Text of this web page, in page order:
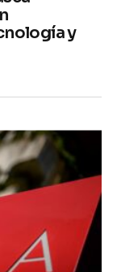
y